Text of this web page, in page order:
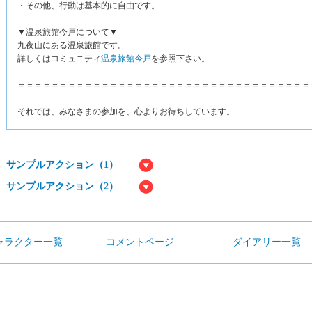
・その他、行動は基本的に自由です。
▼温泉旅館今戸について▼
九夜山にある温泉旅館です。
詳しくはコミュニティ温泉旅館今戸を参照下さい。
＝＝＝＝＝＝＝＝＝＝＝＝＝＝＝＝＝＝＝＝＝＝＝＝＝＝＝＝＝＝＝＝＝＝＝
それでは、みなさまの参加を、心よりお待ちしています。
サンプルアクション（1）
サンプルアクション（2）
ラクター一覧 コメントページ ダイアリー一覧